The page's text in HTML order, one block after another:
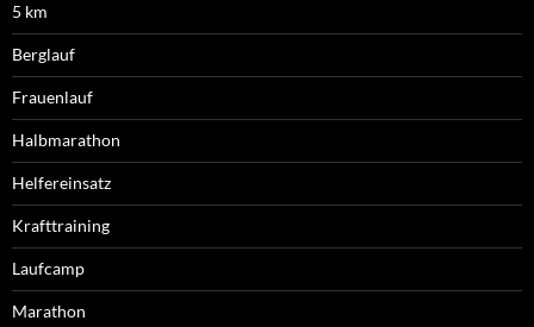
5 km
Berglauf
Frauenlauf
Halbmarathon
Helfereinsatz
Krafttraining
Laufcamp
Marathon